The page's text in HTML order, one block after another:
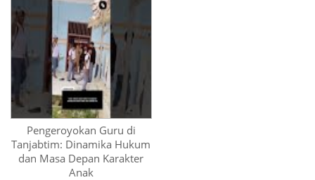
Pengeroyokan Guru di
Tanjabtim: Dinamika Hukum
dan Masa Depan Karakter
Anak